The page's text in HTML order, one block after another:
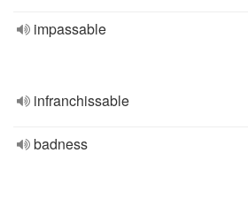
impassable
infranchissable
badness